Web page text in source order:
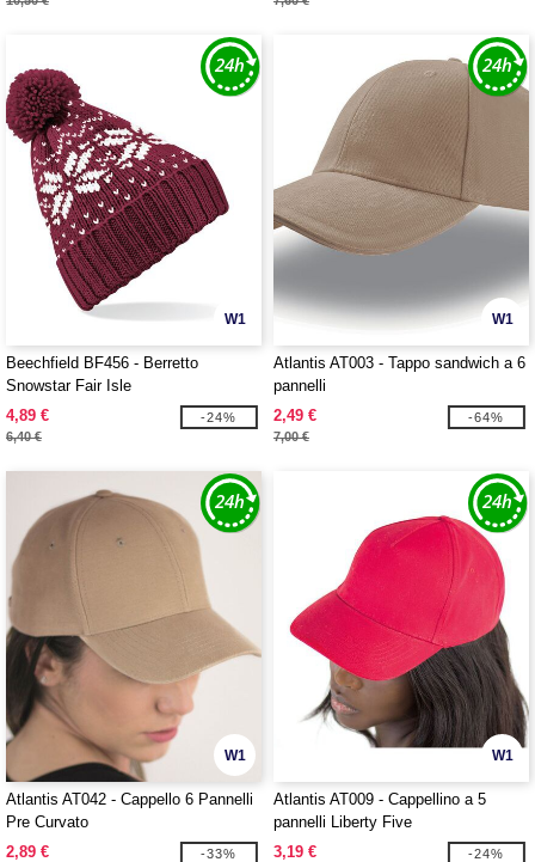
W1
Beechfield BF456 - Berretto
Snowstar Fair Isle
4,89 €
6,40 €
-24%
W1
Atlantis AT003 - Tappo sandwich a 6
pannelli
2,49 €
7,00 €
-64%
W1
Atlantis AT042 - Cappello 6 Pannelli
Pre Curvato
2,89 €
-33%
W1
Atlantis AT009 - Cappellino a 5
pannelli Liberty Five
3,19 €
-24%